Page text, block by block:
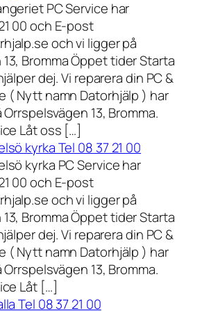
PC Service har
00 och E-post
och vi ligger på
Bromma Öppet tider Starta
dej. Vi reparera din PC &
( Nytt namn Datorhjälp ) har
13, Bromma.
Låt oss […]
kyrka Tel 08 37 21 00
kyrka PC Service har
00 och E-post
och vi ligger på
Bromma Öppet tider Starta
dej. Vi reparera din PC &
( Nytt namn Datorhjälp ) har
13, Bromma.
Låt […]
Tel 08 37 21 00